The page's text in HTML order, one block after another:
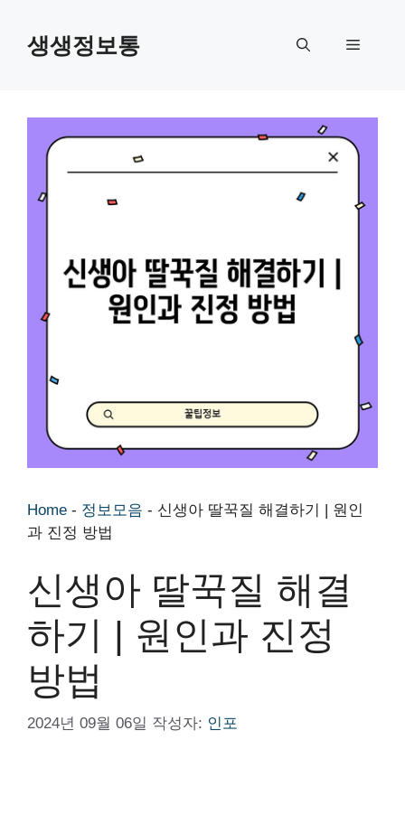
생생정보통 메
Home - 정보모음 - 신생아 딸꾹질 해결하기 | 원인
과 진정 방법
신생아 딸꾹질 해결
하기 | 원인과 진정
방법
2024년 09월 06일 작성자: 인포